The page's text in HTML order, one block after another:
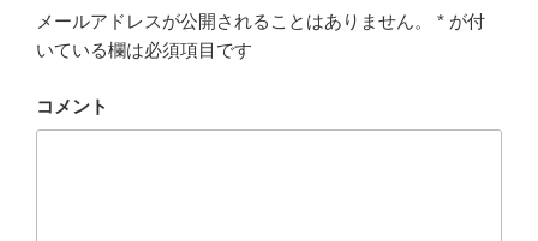
メールアドレスが公開されることはありません。 * が付
いている欄は必須項目です
コメント